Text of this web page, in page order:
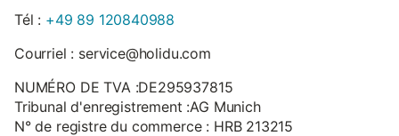
Tél : +49 89 120840988
Courriel : service@holidu.com
NUMÉRO DE TVA :DE295937815
Tribunal d'enregistrement :AG Munich
N° de registre du commerce : HRB 213215